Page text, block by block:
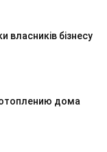
власників бізнесу
дома